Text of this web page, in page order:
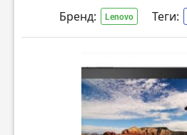
Бренд: Lenovo Теги: